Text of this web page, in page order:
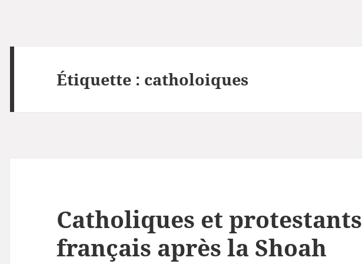
Étiquette : catholoiques
Catholiques et protestants
français après la Shoah